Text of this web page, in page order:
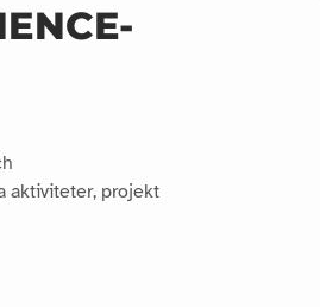
aktiviteter, projekt